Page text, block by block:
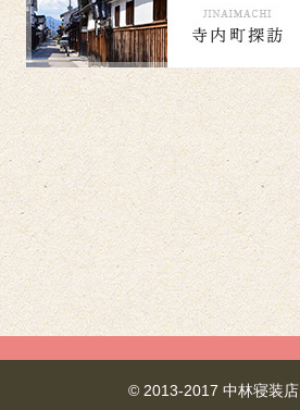
© 2013-2017 中林寝装店.